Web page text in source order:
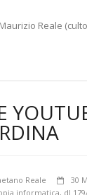
Reale
Reale 30
informatica, dl